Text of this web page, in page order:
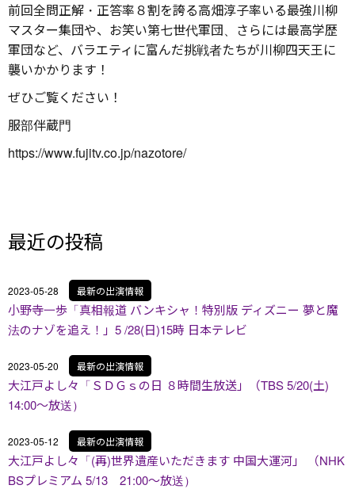
前回全問正解・正答率８割を誇る高畑淳子率いる最強川柳
マスター集団や、お笑い第七世代軍団、さらには最高学歴
軍団など、バラエティに富んだ挑戦者たちが川柳四天王に
襲いかかります！
ぜひご覧ください！
服部伴蔵門
https://www.fujitv.co.jp/nazotore/
最近の投稿
2023-05-28 最新の出演情報
小野寺一歩「真相報道 バンキシャ！特別版 ディズニー 夢と魔
法のナゾを追え！」5 /28(日)15時 日本テレビ
2023-05-20 最新の出演情報
大江戸よし々「ＳＤＧｓの日 ８時間生放送」（TBS 5/20(土)
14:00～放送）
2023-05-12 最新の出演情報
大江戸よし々「(再)世界遺産いただきます 中国大運河」 （NHK
BSプレミアム 5/13 21:00～放送）